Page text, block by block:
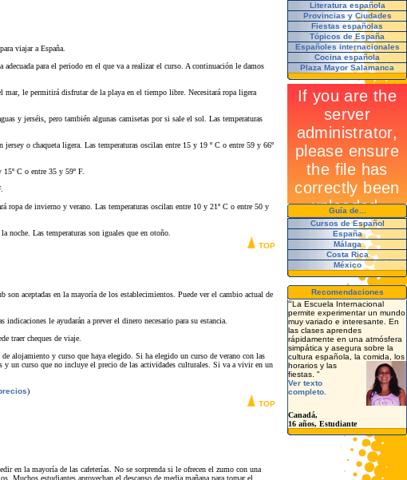
viajar a España.
para el periodo en el que va a realizar el curso. A continuación le damos
mar, le permitirá disfrutar de la playa en el tiempo libre. Necesitará ropa ligera
y jerséis, pero también algunas camisetas por si sale el sol. Las temperaturas
o chaqueta ligera. Las temperaturas oscilan entre 15 y 19 º C o entre 59 y 66º
C o entre 35 y 59º F.
ropa de invierno y verano. Las temperaturas oscilan entre 10 y 21º C o entre 50 y
noche. Las temperaturas son iguales que en otoño.
TOP
aceptadas en la mayoría de los establecimientos. Puede ver el cambio actual de
le ayudarán a prever el dinero necesario para su estancia.
traer cheques de viaje.
alojamiento y curso que haya elegido. Si ha elegido un curso de verano con las
un curso que no incluye el precio de las actividades culturales. Si va a vivir en un
)
TOP
en la mayoría de las cafeterías. No se sorprenda si le ofrecen el zumo con una
Muchos estudiantes aprovechan el descanso de media mañana para tomar el
Literatura española
Provincias y Ciudades
Fiestas españolas
Tópicos de España
Españoles internacionales
Cocina española
Plaza Mayor Salamanca
Guía de...
Cursos de Español
España
Málaga
Costa Rica
México
Recomendaciones
“La Escuela Internacional
permite experimentar un mundo
muy variado e interesante. En
las clases aprendes
rápidamente en una atmósfera
simpática y asegura sobre la
cultura española, la comida, los
horarios y las
fiestas. "
Ver texto
completo.
Canadá,
16 años, Estudiante